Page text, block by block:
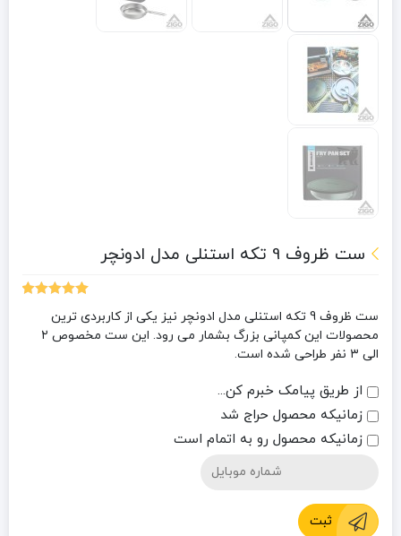
ست ظروف 9 تکه استنلی مدل ادونچر
5.00از 5 در
امتیازدهی
ست ظروف 9 تکه استنلی مدل ادونچر نیز یکی از کاربردی ترین
محصولات این کمپانی بزرگ بشمار می رود. این ست مخصوص ۲
الی ۳ نفر طراحی شده است.
از طریق پیامک خبرم کن...
زمانیکه محصول حراج شد
زمانیکه محصول رو به اتمام است
ثبت